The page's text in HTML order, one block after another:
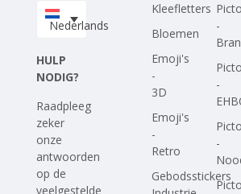
Upload je eigen ontwerp
Nederlands
HULP
NODIG?
Raadpleeg
zeker
onze
antwoorden
op de
veelgestelde
Kleefletters
Bloemen
Emoji's
-
3D
Emoji's
-
Retro
Gebodsstickers
-
-
-